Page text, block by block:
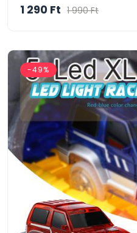
1 290 Ft 1 990 Ft
-49%